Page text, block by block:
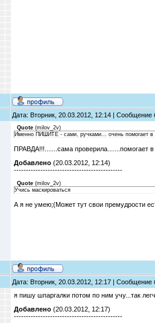
Дата: Вторник, 20.03.2012, 12:14 | Сообщение
Quote (milov_2v)
Именно ПИШИТЕ - сами, ручками... очень помогает в
ПРАВДА!!!.......сама проверила.......помогает
Добавлено (20.03.2012, 12:14)
---------------------------------------------
Quote (milov_2v)
Учись маскироваться
А я не умею;(Может тут свои премудрости
Дата: Вторник, 20.03.2012, 12:17 | Сообщение
я пишу шпаргалки потом по ним учу...так
Добавлено (20.03.2012, 12:17)
---------------------------------------------